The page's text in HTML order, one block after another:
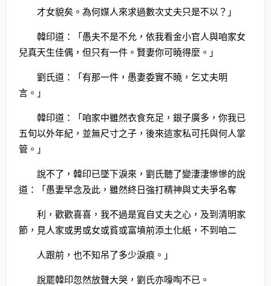
才女貌矣。為何媒人來求過數次丈夫只是不以？」
韓印道：「愚夫不是不允，依我看金小官人與咱家女
兒真天生佳偶，但只有一件。賢妻你可曉得麼。」
劉氏道：「有那一件，愚妻委實不曉，乞丈夫明
言。」
韓印道：「咱家中雖然衣食充足，銀子廣多，你我已
五旬以外年紀，並無尺寸之子，後來這家私可托與何人掌
管。」
說不了，韓印已墜下淚來，劉氏聽了變淒淒慘慘的說
道：「愚妻早念及此，雖然終日強打精神與丈夫爭名奪
利，歡歡喜喜，我不過是寬自丈夫之心，及到清明家
節，見人家或男或女或貧或富墳前添土化紙，不到咱二
人跟前，也不知吊了多少淚痕。」
說罷韓印忽然放聲大哭，劉氏亦嚎啕不已。